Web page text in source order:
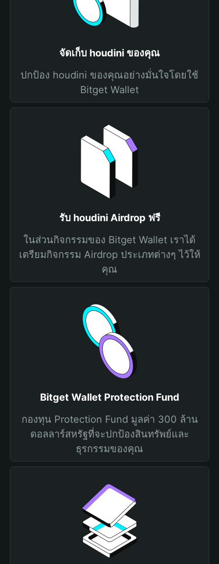
จัดเก็บ houdini ของคุณ
ปกป้อง houdini ของคุณอย่างมั่นใจโดยใช้
Bitget Wallet
รับ houdini Airdrop ฟรี
ในส่วนกิจกรรมของ Bitget Wallet เราได้
เตรียมกิจกรรม Airdrop ประเภทต่างๆ ไว้ให้
คุณ
Bitget Wallet Protection Fund
กองทุน Protection Fund มูลค่า 300 ล้าน
ดอลลาร์สหรัฐที่จะปกป้องสินทรัพย์และ
ธุรกรรมของคุณ